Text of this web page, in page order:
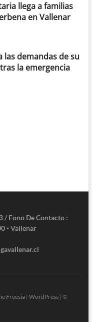
llega a familias
en Vallenar
las demandas de su
la emergencia
/ Fono De Contacto :
- Vallenar
Freesia| WordPress| ©